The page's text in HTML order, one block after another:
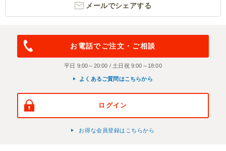
メールでシェアする
お電話でご注文・ご相談
平日 9:00～20:00 / 土日祝 9:00～18:00
よくあるご質問はこちらから
ログイン
お得な会員登録はこちらから